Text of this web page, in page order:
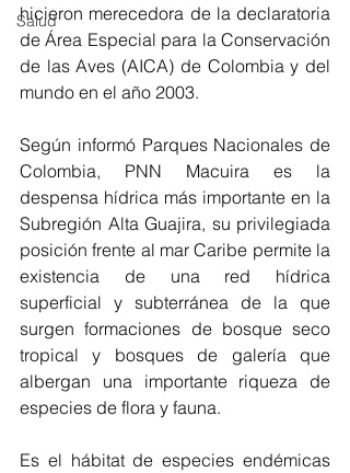
Salud
hicieron merecedora de la declaratoria
de Área Especial para la Conservación
de las Aves (AICA) de Colombia y del
mundo en el año 2003.
Según informó Parques Nacionales de
Colombia, PNN Macuira es la
despensa hídrica más importante en la
Subregión Alta Guajira, su privilegiada
posición frente al mar Caribe permite la
existencia de una red hídrica
superficial y subterránea de la que
surgen formaciones de bosque seco
tropical y bosques de galería que
albergan una importante riqueza de
especies de flora y fauna.
Es el hábitat de especies endémicas